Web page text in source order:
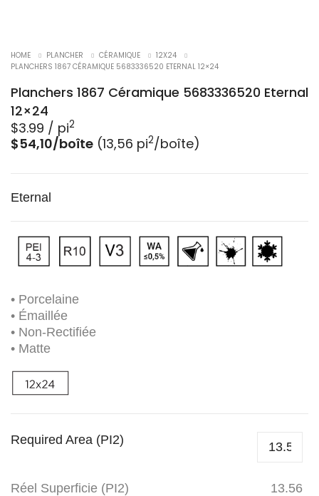
HOME PLANCHER CÉRAMIQUE
12X24
PLANCHERS 1867 CÉRAMIQUE 5683336520 ETERNAL 12×24
Planchers 1867 Céramique 5683336520 Eternal
12×24
$3.99 / pi2
$54,10/boîte (13,56 pi2/boîte)
Eternal
• Porcelaine
• Émaillée
• Non-Rectifiée
• Matte
Required Area (PI2)
Réel Superficie (PI2)
13.56